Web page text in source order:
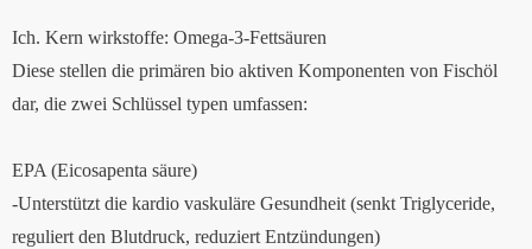
Ich. Kern wirkstoffe: Omega-3-Fettsäuren
Diese stellen die primären bio aktiven Komponenten von Fischöl
dar, die zwei Schlüssel typen umfassen:
EPA (Eicosapenta säure)
-Unterstützt die kardio vaskuläre Gesundheit (senkt Triglyceride,
reguliert den Blutdruck, reduziert Entzündungen)